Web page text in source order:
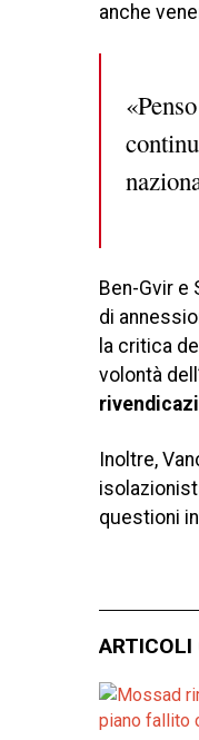
anche
Ben-Gvir
di
la critica
volontà
Inoltre,
questioni
ARTICOLI